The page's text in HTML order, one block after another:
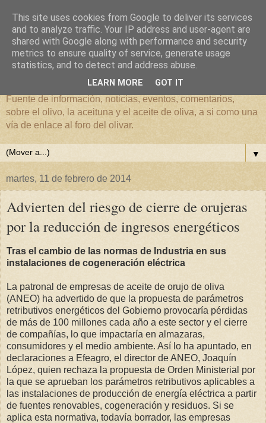
El mundo del Olivar
Fuente de información, noticias, eventos, comentarios,
sobre el olivo, la aceituna y el aceite de oliva, a si como una
vía de enlace al foro del olivar.
▼
martes, 11 de febrero de 2014
Advierten del riesgo de cierre de orujeras
por la reducción de ingresos energéticos
Tras el cambio de las normas de Industria en sus
instalaciones de cogeneración eléctrica
La patronal de empresas de aceite de orujo de oliva
(ANEO) ha advertido de que la propuesta de parámetros
retributivos energéticos del Gobierno provocaría pérdidas
de más de 100 millones cada año a este sector y el cierre
de compañías, lo que impactaría en almazaras,
consumidores y el medio ambiente. Así lo ha apuntado, en
declaraciones a Efeagro, el director de ANEO, Joaquín
López, quien rechaza la propuesta de Orden Ministerial por
la que se aprueban los parámetros retributivos aplicables a
las instalaciones de producción de energía eléctrica a partir
de fuentes renovables, cogeneración y residuos. Si se
aplica esta normativa, todavía borrador, las empresas
This site uses cookies from Google to deliver its services
and to analyze traffic. Your IP address and user-agent are
shared with Google along with performance and security
metrics to ensure quality of service, generate usage
statistics, and to detect and address abuse.
LEARN MORE GOT IT